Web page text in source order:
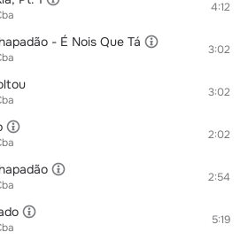
4:12
- É Nois Que Tá 3:02
3:02
2:02
2:54
5:19